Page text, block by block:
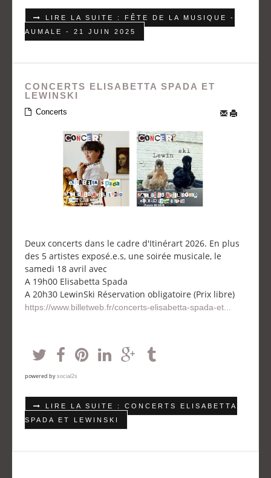
LIRE LA SUITE : FÊTE DE LA MUSIQUE -
AUMALE - 21 JUIN 2025
CONCERTS ELISABETTA SPADA ET
LEWINSKI
Concerts
Deux concerts dans le cadre d'Itinérart 2026. En plus
des 5 artistes exposé.e.s, une soirée musicale, le
samedi 18 avril avec
A 19h00 Elisabetta Spada
A 20h30 LewinSki Réservation obligatoire (Prix libre)
https://www.billetweb.fr/concerts-elisabetta-spada-et...
powered by social2s
LIRE LA SUITE : CONCERTS ELISABETTA
SPADA ET LEWINSKI